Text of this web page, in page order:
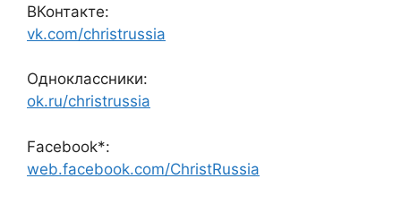
ВКонтакте:
vk.com/christrussia
Одноклассники:
ok.ru/christrussia
Facebook*:
web.facebook.com/ChristRussia